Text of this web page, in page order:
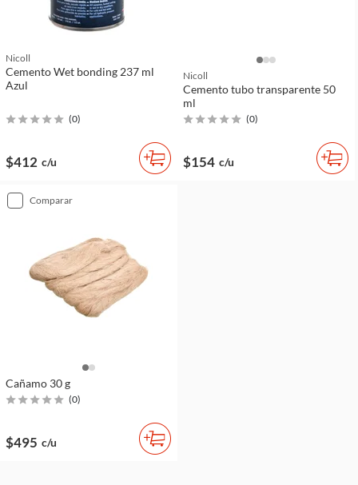
Nicoll
Cemento Wet bonding 237 ml
Azul
(0)
$412 c/u
Nicoll
Cemento tubo transparente 50
ml
(0)
$154 c/u
comparar
Cañamo 30 g
(0)
$495 c/u